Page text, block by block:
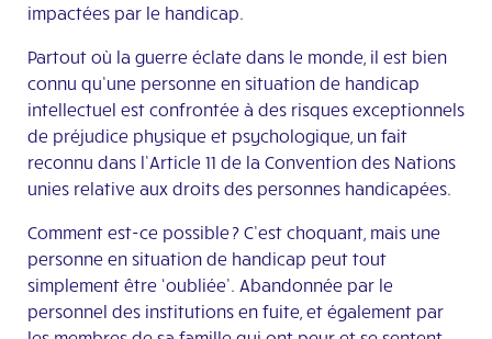
impactées par le handicap.
Partout où la guerre éclate dans le monde, il est bien
connu qu’une personne en situation de handicap
intellectuel est confrontée à des risques exceptionnels
de préjudice physique et psychologique, un fait
reconnu dans l’Article 11 de la Convention des Nations
unies relative aux droits des personnes handicapées.
Comment est-ce possible ? C’est choquant, mais une
personne en situation de handicap peut tout
simplement être ‘oubliée’. Abandonnée par le
personnel des institutions en fuite, et également par